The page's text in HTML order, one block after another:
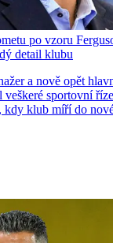
po vzoru
detail klubu
a nově opět
veškeré sportovní
klub míří do